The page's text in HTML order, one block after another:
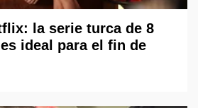
la serie turca de 8
ideal para el fin de